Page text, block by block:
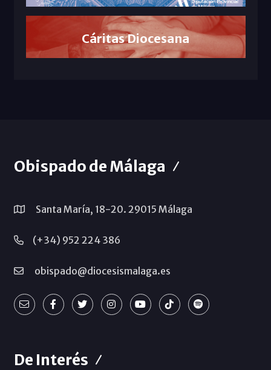
Cáritas Diocesana
Obispado de Málaga
Santa María, 18-20. 29015 Málaga
(+34) 952 224 386
obispado@diocesismalaga.es
De Interés